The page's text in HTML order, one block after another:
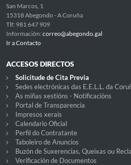
San Marcos, 1
15318 Abegondo - A Coruña
Tlf: 981 647 909
Información: correo@abegondo.gal
Ir a Contacto
ACCESOS DIRECTOS
Solicitude de Cita Previa
Sedes electrónicas das E.E.L.L. da
As miñas xestións - Notificacións
Portal de Transparencia
Impresos xerais
Calendario Oficial
Perfil do Contratante
Taboleiro de Anuncios
Buzón de Suxerencias, Queixas ou
Verificación de Documentos